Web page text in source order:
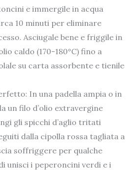
e immergile in acqua
10 minuti per eliminare
Asciugale bene e friggile in
caldo (170-180°C) fino a
su carta assorbente e tienile
In una padella ampia o in
un filo d’olio extravergine
gli spicchi d’aglio tritati
dalla cipolla rossa tagliata a
soffriggere per qualche
unisci i peperoncini verdi e i